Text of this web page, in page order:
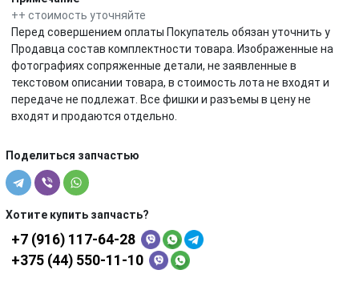
++ стоимость уточняйте
Перед совершением оплаты Покупатель обязан уточнить у
Продавца состав комплектности товара. Изображенные на
фотографиях сопряженные детали, не заявленные в
текстовом описании товара, в стоимость лота не входят и
передаче не подлежат. Все фишки и разъемы в цену не
входят и продаются отдельно.
Поделиться запчастью
Хотите купить запчасть?
+7 (916) 117-64-28
+375 (44) 550-11-10